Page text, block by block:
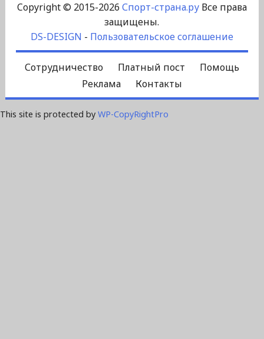
Copyright © 2015-2026 Спорт-страна.руВсе права
защищены.
DS-DESIGN - Пользовательское соглашение
Сотрудничество Платный пост
Помощь
Реклама
Контакты
This site is protected by WP-CopyRightPro